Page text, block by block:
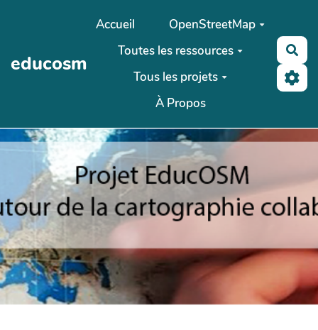
Aller au contenu principal
educosm
Accueil
OpenStreetMap
Toutes les ressources
Tous les projets
À Propos